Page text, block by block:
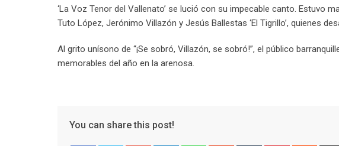
‘La Voz Tenor del Vallenato’ se lució con su impecable canto. Estuvo
Tuto López, Jerónimo Villazón y Jesús Ballestas ‘El Tigrillo’, quienes
Al grito unísono de “¡Se sobró, Villazón, se sobró!”, el público
memorables del año en la arenosa.
You can share this post!